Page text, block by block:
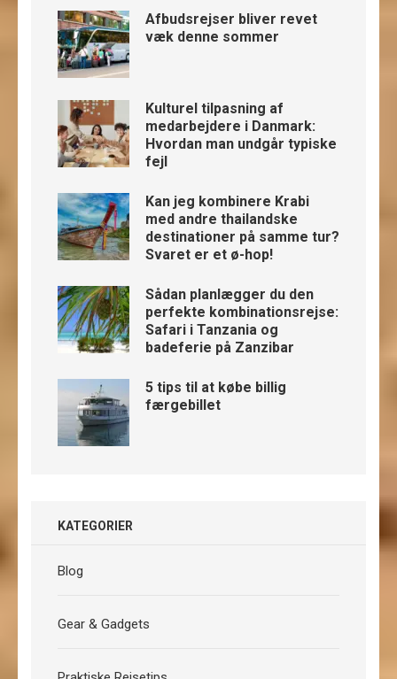
Afbudsrejser bliver revet
væk denne sommer
Kulturel tilpasning af
medarbejdere i Danmark:
Hvordan man undgår typiske
fejl
Kan jeg kombinere Krabi
med andre thailandske
destinationer på samme tur?
Svaret er et ø-hop!
Sådan planlægger du den
perfekte kombinationsrejse:
Safari i Tanzania og
badeferie på Zanzibar
5 tips til at købe billig
færgebillet
KATEGORIER
Blog
Gear & Gadgets